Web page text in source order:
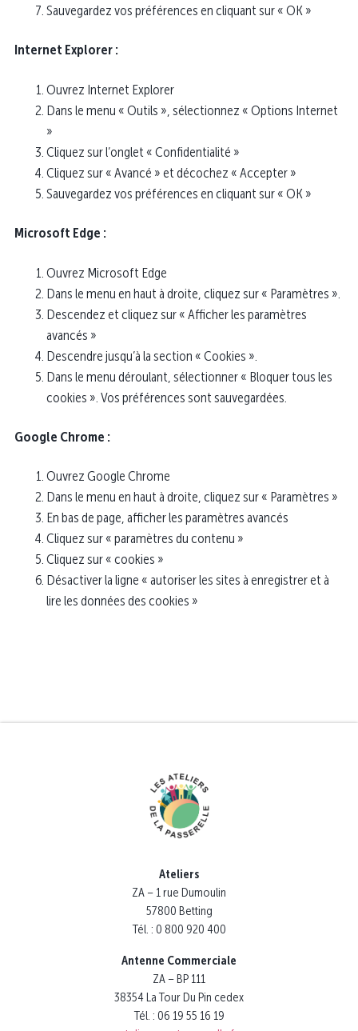
Sauvegardez vos préférences en cliquant sur « OK »
Internet Explorer :
Ouvrez Internet Explorer
Dans le menu « Outils », sélectionnez « Options Internet
»
Cliquez sur l’onglet « Confidentialité »
Cliquez sur « Avancé » et décochez « Accepter »
Sauvegardez vos préférences en cliquant sur « OK »
Microsoft Edge :
Ouvrez Microsoft Edge
Dans le menu en haut à droite, cliquez sur « Paramètres ».
Descendez et cliquez sur « Afficher les paramètres
avancés »
Descendre jusqu’à la section « Cookies ».
Dans le menu déroulant, sélectionner « Bloquer tous les
cookies ». Vos préférences sont sauvegardées.
Google Chrome :
Ouvrez Google Chrome
Dans le menu en haut à droite, cliquez sur « Paramètres »
En bas de page, afficher les paramètres avancés
Cliquez sur « paramètres du contenu »
Cliquez sur « cookies »
Désactiver la ligne « autoriser les sites à enregistrer et à
lire les données des cookies »
Ateliers
ZA – 1 rue Dumoulin
57800 Betting
Tél. : 0 800 920 400
Antenne Commerciale
ZA – BP 111
38354 La Tour Du Pin cedex
Tél. : 06 19 55 16 19